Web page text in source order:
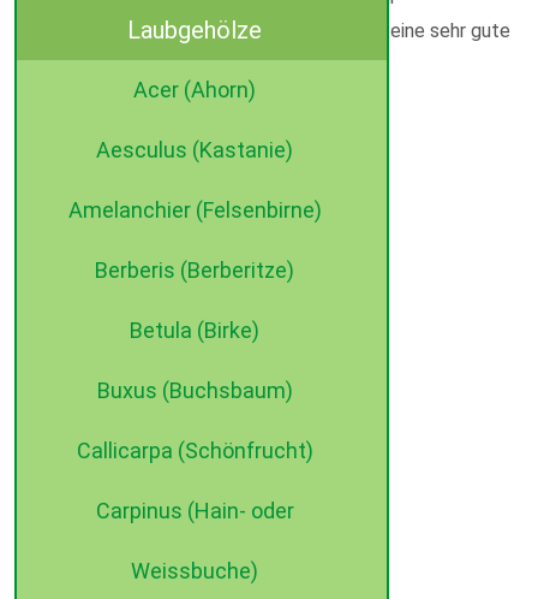
Kübelbepflanzung geeignet. Dieser Efeu hat eine sehr gute
dekorative Wirkung von Blatt und Pflanze.
Laubgehölze
Acer (Ahorn)
Aesculus (Kastanie)
Amelanchier (Felsenbirne)
Berberis (Berberitze)
Betula (Birke)
Buxus (Buchsbaum)
Callicarpa (Schönfrucht)
Carpinus (Hain- oder
Weissbuche)